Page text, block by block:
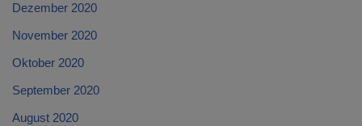
Dezember 2020
November 2020
Oktober 2020
September 2020
August 2020